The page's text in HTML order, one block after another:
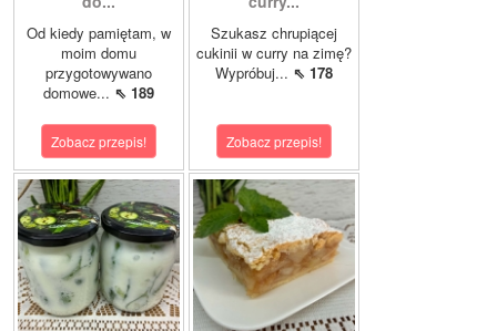
Od kiedy pamiętam, w
moim domu
przygotowywano
domowe... ⇖ 189
Zobacz przepis!
Szukasz chrupiącej
cukinii w curry na zimę?
Wypróbuj... ⇖ 178
Zobacz przepis!